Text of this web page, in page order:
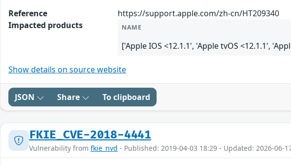
Reference
https://support.apple.com/zh-cn/HT209340
Impacted products
NAME
['Apple IOS <12.1.1', 'Apple tvOS <12.1.1',
Show details on source website
JSON Share To clipboard
FKIE_CVE-2018-4441
Vulnerability from fkie_nvd - Published: 2019-04-03 18:29 - Updated: 2026-06-